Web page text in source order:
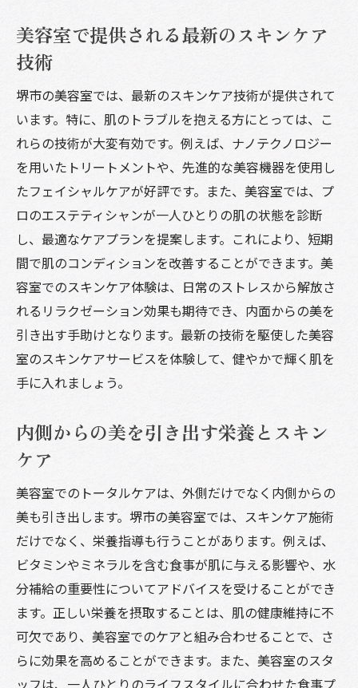
美容室で提供される最新のスキンケア
技術
堺市の美容室では、最新のスキンケア技術が提供されて
います。特に、肌のトラブルを抱える方にとっては、こ
れらの技術が大変有効です。例えば、ナノテクノロジー
を用いたトリートメントや、先進的な美容機器を使用し
たフェイシャルケアが好評です。また、美容室では、プ
ロのエステティシャンが一人ひとりの肌の状態を診断
し、最適なケアプランを提案します。これにより、短期
間で肌のコンディションを改善することができます。美
容室でのスキンケア体験は、日常のストレスから解放さ
れるリラクゼーション効果も期待でき、内面からの美を
引き出す手助けとなります。最新の技術を駆使した美容
室のスキンケアサービスを体験して、健やかで輝く肌を
手に入れましょう。
内側からの美を引き出す栄養とスキン
ケア
美容室でのトータルケアは、外側だけでなく内側からの
美も引き出します。堺市の美容室では、スキンケア施術
だけでなく、栄養指導も行うことがあります。例えば、
ビタミンやミネラルを含む食事が肌に与える影響や、水
分補給の重要性についてアドバイスを受けることができ
ます。正しい栄養を摂取することは、肌の健康維持に不
可欠であり、美容室でのケアと組み合わせることで、さ
らに効果を高めることができます。また、美容室のスタ
ッフは、一人ひとりのライフスタイルに合わせた食事プ